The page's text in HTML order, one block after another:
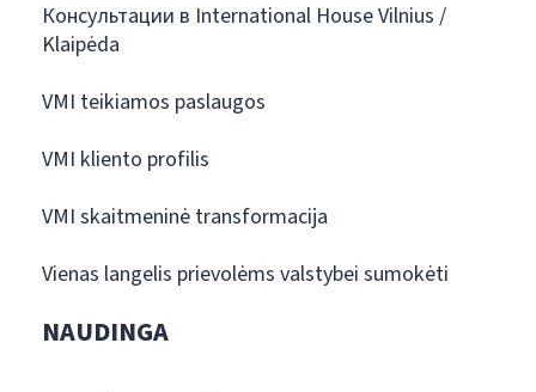
Консультации в International House Vilnius /
Klaipėda
VMI teikiamos paslaugos
VMI kliento profilis
VMI skaitmeninė transformacija
Vienas langelis prievolėms valstybei sumokėti
NAUDINGA